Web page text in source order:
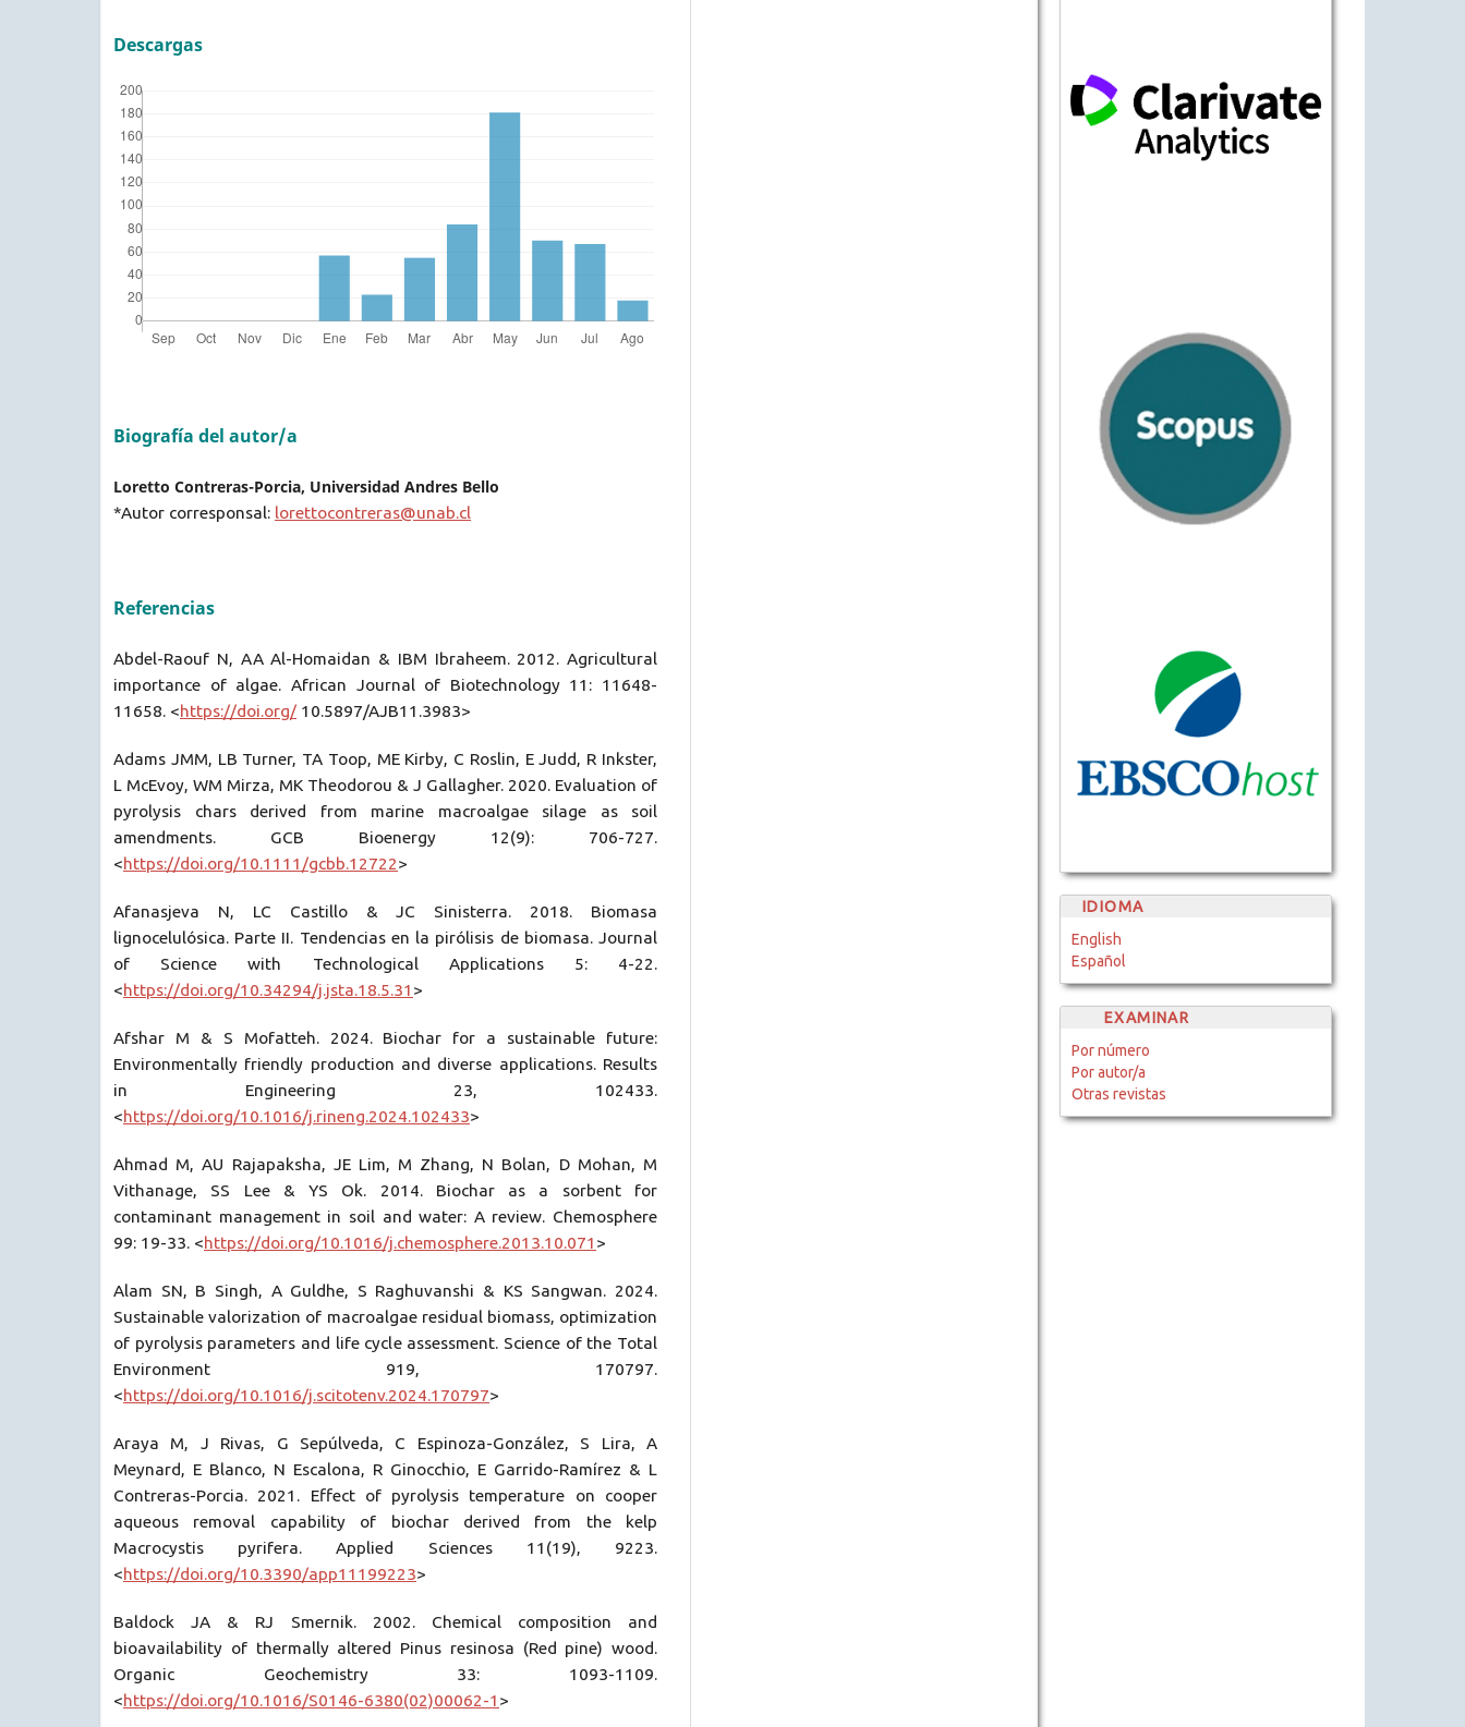
Descargas
Biografía del autor/a
Loretto Contreras-Porcia, Universidad Andres Bello
*Autor corresponsal: lorettocontreras@unab.cl
Referencias
Abdel-Raouf N, AA Al-Homaidan & IBM Ibraheem. 2012. Agricultural
importance of algae. African Journal of Biotechnology 11: 11648-
11658. <https://doi.org/ 10.5897/AJB11.3983>
Adams JMM, LB Turner, TA Toop, ME Kirby, C Roslin, E Judd, R Inkster,
L McEvoy, WM Mirza, MK Theodorou & J Gallagher. 2020. Evaluation of
pyrolysis chars derived from marine macroalgae silage as soil
amendments. GCB Bioenergy 12(9): 706-727.
<https://doi.org/10.1111/gcbb.12722>
Afanasjeva N, LC Castillo & JC Sinisterra. 2018. Biomasa
lignocelulósica. Parte II. Tendencias en la pirólisis de biomasa. Journal
of Science with Technological Applications 5: 4-22.
<https://doi.org/10.34294/j.jsta.18.5.31 >
Afshar M & S Mofatteh. 2024. Biochar for a sustainable future:
Environmentally friendly production and diverse applications. Results
in Engineering 23, 102433.
<https://doi.org/10.1016/j.rineng.2024.102433>
Ahmad M, AU Rajapaksha, JE Lim, M Zhang, N Bolan, D Mohan, M
Vithanage, SS Lee & YS Ok. 2014. Biochar as a sorbent for
contaminant management in soil and water: A review. Chemosphere
99: 19-33. <https://doi.org/10.1016/j.chemosphere.2013.10.071 >
Alam SN, B Singh, A Guldhe, S Raghuvanshi & KS Sangwan. 2024.
Sustainable valorization of macroalgae residual biomass, optimization
of pyrolysis parameters and life cycle assessment. Science of the Total
Environment 919, 170797.
<https://doi.org/10.1016/j.scitotenv.2024.170797>
Araya M, J Rivas, G Sepúlveda, C Espinoza-González, S Lira, A
Meynard, E Blanco, N Escalona, R Ginocchio, E Garrido-Ramírez & L
Contreras-Porcia. 2021. Effect of pyrolysis temperature on cooper
aqueous removal capability of biochar derived from the kelp
Macrocystis pyrifera. Applied Sciences 11(19), 9223.
<https://doi.org/10.3390/app11199223>
Baldock JA & RJ Smernik. 2002. Chemical composition and
bioavailability of thermally altered Pinus resinosa (Red pine) wood.
Organic Geochemistry 33: 1093-1109.
<https://doi.org/10.1016/S0146-6380(02)00062-1 >
IDIOMA
English
Español
EXAMINAR
Por número
Por autor/a
Otras revistas